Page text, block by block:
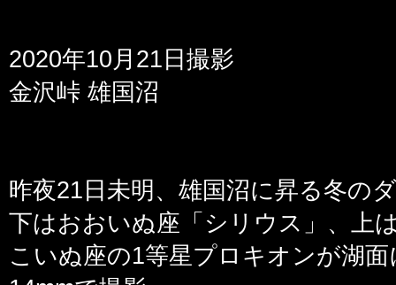
2020年10月21日撮影
金沢峠 雄国沼
昨夜21日未明、雄国沼に昇る冬の
下はおおいぬ座「シリウス」、上
こいぬ座の1等星プロキオンが湖